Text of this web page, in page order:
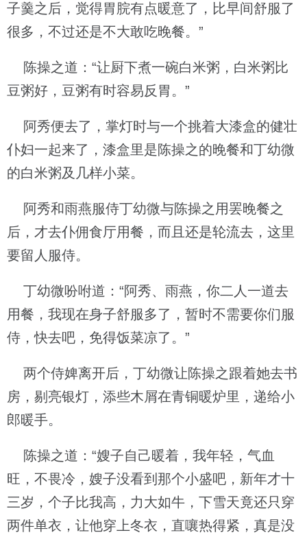
子羹之后，觉得胃脘有点暖意了，比早间舒服了
很多，不过还是不大敢吃晚餐。”
陈操之道：“让厨下煮一碗白米粥，白米粥比
豆粥好，豆粥有时容易反胃。”
阿秀便去了，掌灯时与一个挑着大漆盒的健壮
仆妇一起来了，漆盒里是陈操之的晚餐和丁幼微
的白米粥及几样小菜。
阿秀和雨燕服侍丁幼微与陈操之用罢晚餐之
后，才去仆佣食厅用餐，而且还是轮流去，这里
要留人服侍。
丁幼微吩咐道：“阿秀、雨燕，你二人一道去
用餐，我现在身子舒服多了，暂时不需要你们服
侍，快去吧，免得饭菜凉了。”
两个侍婢离开后，丁幼微让陈操之跟着她去书
房，剔亮银灯，添些木屑在青铜暖炉里，递给小
郎暖手。
陈操之道：“嫂子自己暖着，我年轻，气血
旺，不畏冷，嫂子没看到那个小盛吧，新年才十
三岁，个子比我高，力大如牛，下雪天竟还只穿
两件单衣，让他穿上冬衣，直嚷热得紧，真是没